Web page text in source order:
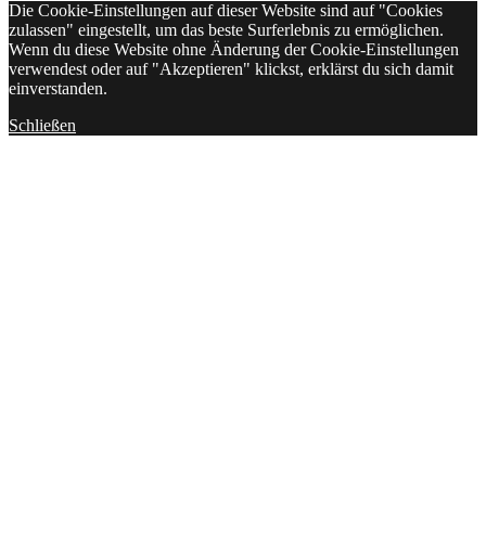
Die Cookie-Einstellungen auf dieser Website sind auf "Cookies
zulassen" eingestellt, um das beste Surferlebnis zu ermöglichen.
Wenn du diese Website ohne Änderung der Cookie-Einstellungen
verwendest oder auf "Akzeptieren" klickst, erklärst du sich damit
einverstanden.
Schließen